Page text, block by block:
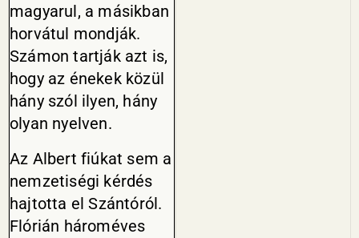
magyarul, a másikban
hor­vátul mondják.
Számon tartják azt is,
hogy az énekek közül
hány szól ilyen, hány
olyan nyelven.
Az Albert fiúkat sem a
nemze­tiségi kérdés
hajtotta el Szántóról.
Flórián hároméves